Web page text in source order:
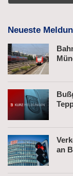
Neueste
an